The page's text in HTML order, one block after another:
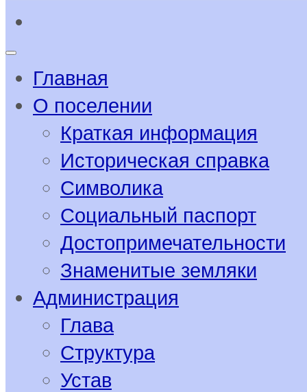
Главная
О поселении
Краткая информация
Историческая справка
Символика
Социальный паспорт
Достопримечательности
Знаменитые земляки
Администрация
Глава
Структура
Устав